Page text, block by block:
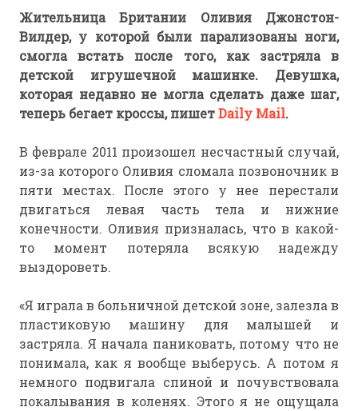
Жительница Британии Оливия Джонстон-
Вилдер, у которой были парализованы ноги,
смогла встать после того, как застряла в
детской игрушечной машинке. Девушка,
которая недавно не могла сделать даже шаг,
теперь бегает кроссы, пишетDaily Mail.
В феврале 2011 произошел несчастный случай,
из-за которого Оливия сломала позвоночник в
пяти местах. После этого у нее перестали
двигаться левая часть тела и нижние
конечности. Оливия призналась, что в какой-
то момент потеряла всякую надежду
выздороветь.
«Я играла в больничной детской зоне, залезла в
пластиковую машину для малышей и
застряла. Я начала паниковать, потому что не
понимала, как я вообще выберусь. А потом я
немного подвигала спиной и почувствовала
покалывания в коленях. Этого я не ощущала